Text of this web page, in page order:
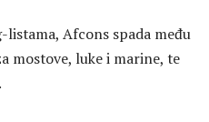
Afcons spada među
mostove, luke i marine, te